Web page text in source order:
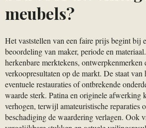
meubels?
Het vaststellen van een faire prijs begint bij
beoordeling van maker, periode en
herkenbare merktekens, ontwerpkenmerken
verkoopresultaten op de markt. De staat van
eventuele restauraties of ontbrekende
waarde sterk. Patina en originele afwerking
verhogen, terwijl amateuristische reparaties
beschadiging de waardering verlagen. Ook